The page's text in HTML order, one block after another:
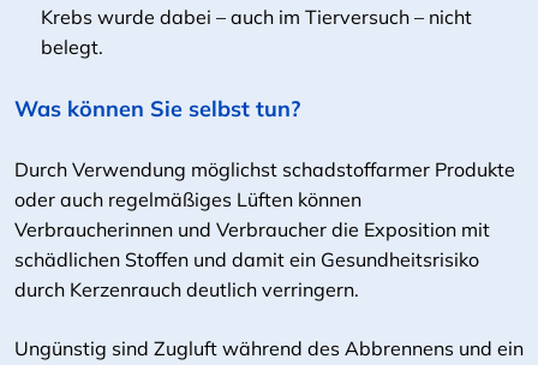
Krebs wurde dabei – auch im Tierversuch – nicht
belegt.
Was können Sie selbst tun?
Durch Verwendung möglichst schadstoffarmer Produkte
oder auch regelmäßiges Lüften können
Verbraucherinnen und Verbraucher die Exposition mit
schädlichen Stoffen und damit ein Gesundheitsrisiko
durch Kerzenrauch deutlich verringern.
Ungünstig sind Zugluft während des Abbrennens und ein